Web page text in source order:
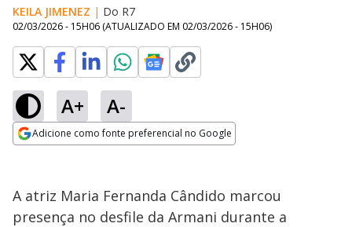
KEILA JIMENEZ | Do R7
02/03/2026 - 15H06 (ATUALIZADO EM 02/03/2026 - 15H06)
A+ A-
Adicione como fonte preferencial no Google
Ativar
90.81%
A atriz Maria Fernanda Cândido marcou
presença no desfile da Armani durante a